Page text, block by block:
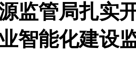
监管局扎实
智能化建设